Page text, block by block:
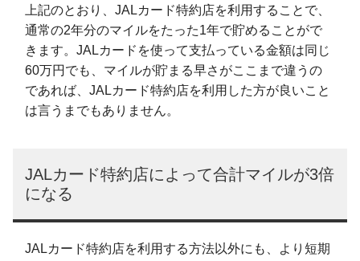
上記のとおり、JALカード特約店を利用することで、
通常の2年分のマイルをたった1年で貯めることがで
きます。JALカードを使って支払っている金額は同じ
60万円でも、マイルが貯まる早さがここまで違うの
であれば、JALカード特約店を利用した方が良いこと
は言うまでもありません。
JALカード特約店によって合計マイルが3倍
になる
JALカード特約店を利用する方法以外にも、より短期